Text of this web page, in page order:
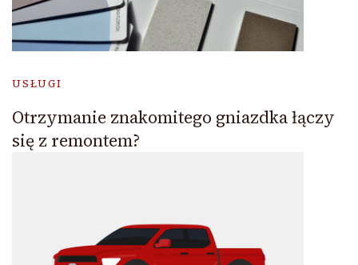
USŁUGI
Otrzymanie znakomitego gniazdka łączy
się z remontem?